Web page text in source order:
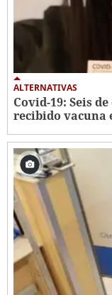
ALTERNATIVAS
Covid-19: Seis
recibido vacuna